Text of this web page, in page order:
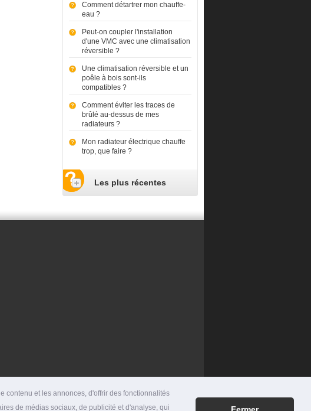
contenu et les annonces, d'offrir des fonctionnalités
de médias sociaux, de publicité et d'analyse, qui
Fermer
Comment détartrer mon chauffe-
eau ?
Peut-on coupler l'installation
d'une VMC avec une climatisation
réversible ?
Une climatisation réversible et un
poêle à bois sont-ils
compatibles ?
Comment éviter les traces de
brûlé au-dessus de mes
radiateurs ?
Mon radiateur électrique chauffe
trop, que faire ?
Les plus récentes